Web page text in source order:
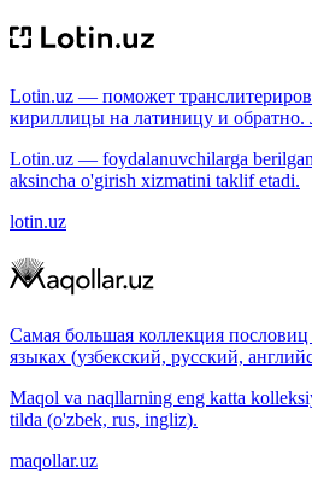
Lotin.uz — поможет
кириллицы на латиницу и обратно.
Lotin.uz — foydalanuvchilarga
aksincha o'girish xizmatini taklif etadi.
lotin.uz
Самая большая коллекция
языках (узбекский, русский,
Maqol va naqllarning eng katta
tilda (o'zbek, rus, ingliz).
maqollar.uz